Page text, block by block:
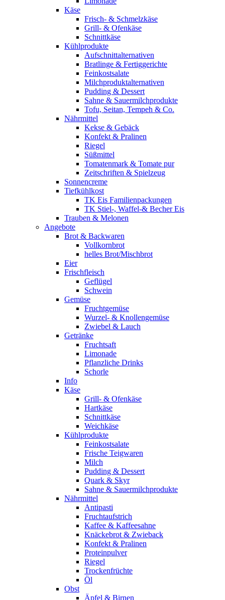
Käse
Frisch- & Schmelzkäse
Grill- & Ofenkäse
Schnittkäse
Kühlprodukte
Aufschnittalternativen
Bratlinge & Fertiggerichte
Feinkostsalate
Milchproduktalternativen
Pudding & Dessert
Sahne & Sauermilchprodukte
Tofu, Seitan, Tempeh & Co.
Nährmittel
Kekse & Gebäck
Konfekt & Pralinen
Riegel
Süßmittel
Tomatenmark & Tomate pur
Zeitschriften & Spielzeug
Sonnencreme
Tiefkühlkost
TK Eis Familienpackungen
TK Stiel-, Waffel-& Becher Eis
Trauben & Melonen
Angebote
Brot & Backwaren
Vollkornbrot
helles Brot/Mischbrot
Eier
Frischfleisch
Geflügel
Schwein
Gemüse
Fruchtgemüse
Wurzel- & Knollengemüse
Zwiebel & Lauch
Getränke
Fruchtsaft
Limonade
Pflanzliche Drinks
Schorle
Info
Käse
Grill- & Ofenkäse
Hartkäse
Schnittkäse
Weichkäse
Kühlprodukte
Feinkostsalate
Frische Teigwaren
Milch
Pudding & Dessert
Quark & Skyr
Sahne & Sauermilchprodukte
Nährmittel
Antipasti
Fruchtaufstrich
Kaffee & Kaffeesahne
Knäckebrot & Zwieback
Konfekt & Pralinen
Proteinpulver
Riegel
Trockenfrüchte
Öl
Obst
Äpfel & Birnen